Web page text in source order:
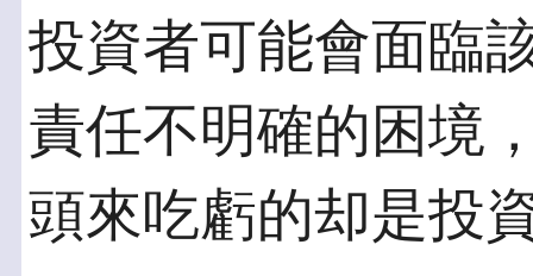
投資者可能會面臨
責任不明確的困境
頭來吃虧的却是投